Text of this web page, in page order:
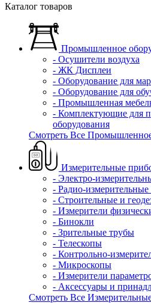
Каталог товаров
Промышленное
- Осушители воздуха
- ЖК Дисплеи
- Оборудование для
- Оборудование для
- Промышленная
- Комплектующие для
оборудования
Смотреть Все
Измерительные
- Электро-
- Радио-
- Строительные и
- Измерители
- Бинокли
- Зрительные трубы
- Телескопы
- Контрольно-
- Микроскопы
- Измерители
- Аксессуары и
Смотреть Все